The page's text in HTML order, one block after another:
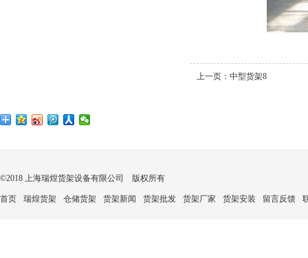
上一页： 中型货架8
©2018 上海瑞煌货架设备有限公司 版权所有
首页 瑞煌货架 仓储货架 货架新闻 货架批发 货架厂家 货架安装 留言反馈